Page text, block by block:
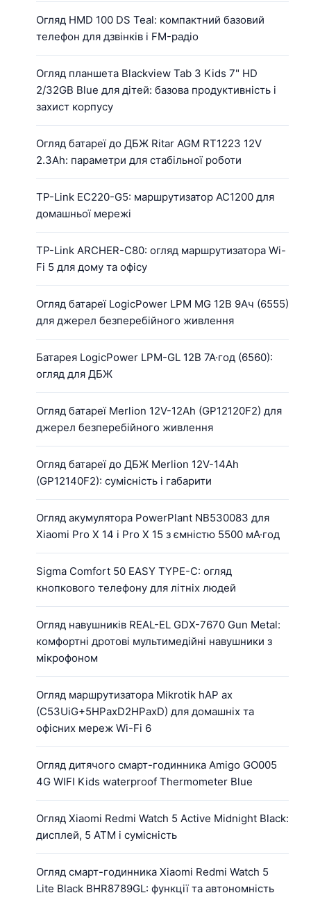
Огляд HMD 100 DS Teal: компактний базовий
телефон для дзвінків і FM-радіо
Огляд планшета Blackview Tab 3 Kids 7" HD
2/32GB Blue для дітей: базова продуктивність і
захист корпусу
Огляд батареї до ДБЖ Ritar AGM RT1223 12V
2.3Ah: параметри для стабільної роботи
TP-Link EC220-G5: маршрутизатор AC1200 для
домашньої мережі
TP-Link ARCHER-C80: огляд маршрутизатора Wi-
Fi 5 для дому та офісу
Огляд батареї LogicPower LPM MG 12В 9Ач (6555)
для джерел безперебійного живлення
Батарея LogicPower LPM-GL 12В 7А·год (6560):
огляд для ДБЖ
Огляд батареї Merlion 12V-12Ah (GP12120F2) для
джерел безперебійного живлення
Огляд батареї до ДБЖ Merlion 12V-14Ah
(GP12140F2): сумісність і габарити
Огляд акумулятора PowerPlant NB530083 для
Xiaomi Pro X 14 і Pro X 15 з ємністю 5500 мА·год
Sigma Comfort 50 EASY TYPE-C: огляд
кнопкового телефону для літніх людей
Огляд навушників REAL-EL GDX-7670 Gun Metal:
комфортні дротові мультимедійні навушники з
мікрофоном
Огляд маршрутизатора Mikrotik hAP ax
(C53UiG+5HPaxD2HPaxD) для домашніх та
офісних мереж Wi-Fi 6
Огляд дитячого смарт-годинника Amigo GO005
4G WIFI Kids waterproof Thermometer Blue
Огляд Xiaomi Redmi Watch 5 Active Midnight Black:
дисплей, 5 ATM і сумісність
Огляд смарт-годинника Xiaomi Redmi Watch 5
Lite Black BHR8789GL: функції та автономність